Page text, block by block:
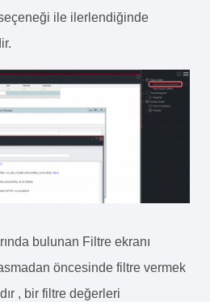
ile ilerlendiğinde
bulunan Filtre ekranı
öncesinde filtre vermek
, bir filtre değerleri